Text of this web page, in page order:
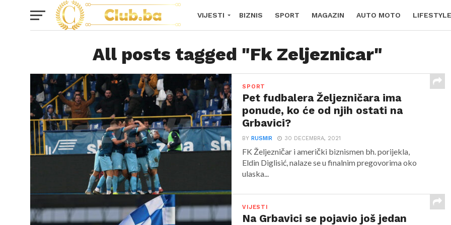
VIJESTI BIZNIS SPORT MAGAZIN AUTO MOTO LIFESTYLE
All posts tagged "Fk Zeljeznicar"
SPORT
Pet fudbalera Željezničara ima
ponude, ko će od njih ostati na
Grbavici?
BYRUSMIR 30 DECEMBRA, 2021
FK Željezničar i američki biznismen bh. porijekla,
Eldin Diglisić, nalaze se u finalnim pregovorima oko
ulaska...
VIJESTI
Na Grbavici se pojavio još jedan